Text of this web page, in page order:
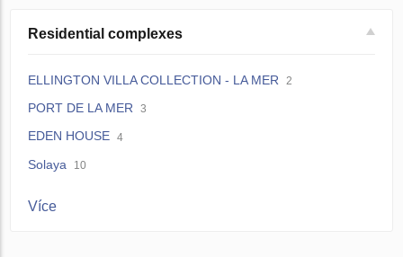
Residential complexes
ELLINGTON VILLA COLLECTION - LA MER 2
PORT DE LA MER 3
EDEN HOUSE 4
Solaya 10
Více